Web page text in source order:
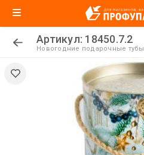
Артикул: 18450.7.2
Новогодние подарочные тубы